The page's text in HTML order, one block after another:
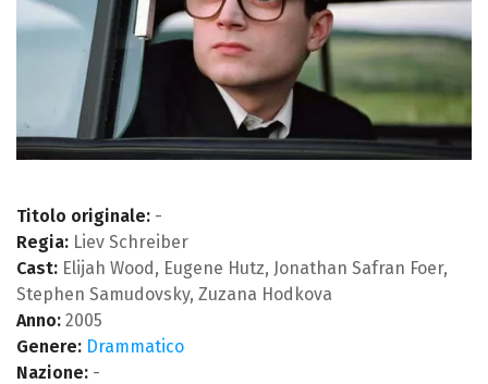
Titolo originale: -
Regia: Liev Schreiber
Cast: Elijah Wood, Eugene Hutz, Jonathan Safran Foer,
Stephen Samudovsky, Zuzana Hodkova
Anno: 2005
Genere: Drammatico
Nazione: -